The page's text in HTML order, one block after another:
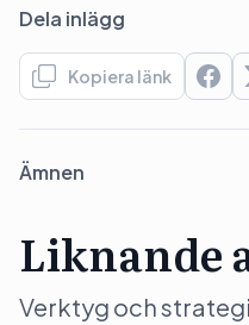
Dela inlägg
Kopiera länk
Ämnen
Liknande
Verktyg och